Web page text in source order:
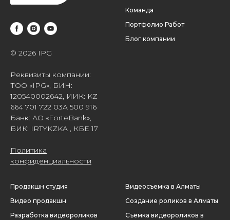
© 2026 IPG
Реквизиты компании:
ТОО «IPG», БИН:
120540002642, ИИК: KZ
664 701 722 03A 500 916
Банк: АО «ForteBank»,
БИК: IRTYKZKA , КБЕ 17
Политика
конфиденциальности
Команда
Портфолио Работ
Блог компании
Продакшн студия
Видео продакшн
Разработка видеороликов
Видеосъемка в Алматы
Создание роликов в Алматы
Съёмка видеороликов в